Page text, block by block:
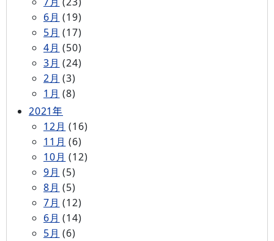
6月 (19)
5月 (17)
4月 (50)
3月 (24)
2月 (3)
1月 (8)
2021年
12月 (16)
11月 (6)
10月 (12)
9月 (5)
8月 (5)
7月 (12)
6月 (14)
5月 (6)